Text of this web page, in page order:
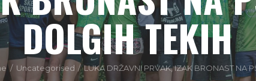
DOLGIH TEKIH
Uncategorised LUKA DRŽAVNI PRVAK, IZAK BRONAST NA